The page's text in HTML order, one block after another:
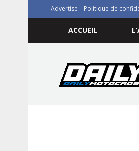
Advertise Politique de
ACCUEIL